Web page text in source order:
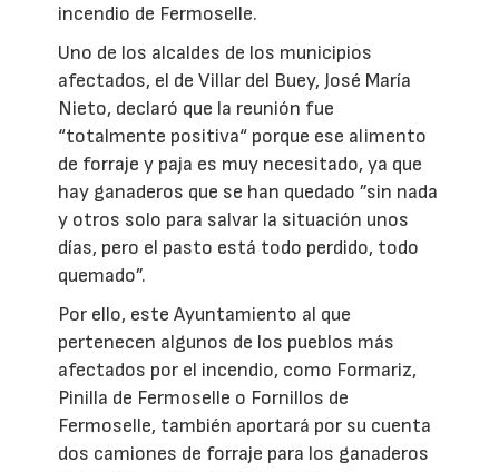
incendio de Fermoselle.
Uno de los alcaldes de los municipios
afectados, el de Villar del Buey, José María
Nieto, declaró que la reunión fue
“totalmente positiva“ porque ese alimento
de forraje y paja es muy necesitado, ya que
hay ganaderos que se han quedado ”sin nada
y otros solo para salvar la situación unos
días, pero el pasto está todo perdido, todo
quemado”.
Por ello, este Ayuntamiento al que
pertenecen algunos de los pueblos más
afectados por el incendio, como Formariz,
Pinilla de Fermoselle o Fornillos de
Fermoselle, también aportará por su cuenta
dos camiones de forraje para los ganaderos